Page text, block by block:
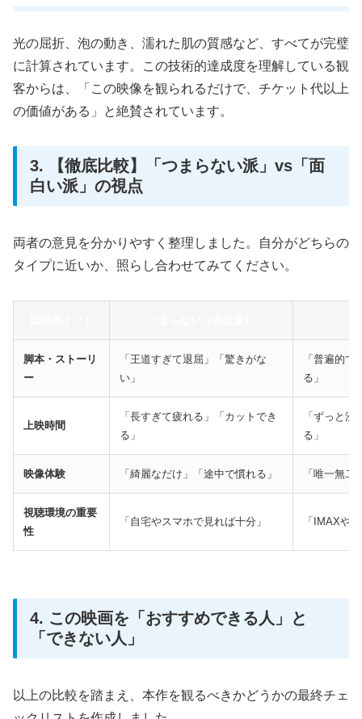
光の屈折、泡の動き、濡れた肌の質感など、すべてが完璧
に計算されています。この技術的達成度を理解している観
客からは、「この映像を観られるだけで、チケット代以上
の価値がある」と絶賛されています。
3. 【徹底比較】「つまらない派」vs「面
白い派」の視点
両者の意見を分かりやすく整理しました。自分がどちらの
タイプに近いか、照らし合わせてみてください。
脚本・ストーリ
ー
「王道すぎて退屈」「驚きがな
い」
「普遍的
る」
上映時間
「長すぎて疲れる」「カットでき
る」
「ずっと
る」
映像体験 「綺麗なだけ」「途中で慣れる」 「唯一無
視聴環境の重要
性
「自宅やスマホで見れば十分」 「IMAXや
4. この映画を「おすすめできる人」と
「できない人」
以上の比較を踏まえ、本作を観るべきかどうかの最終チェ